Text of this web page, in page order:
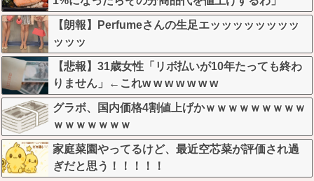
【朗報】Perfumeさんの生足エッッッッッッッッ
ッッッ
【悲報】31歳女性「リボ払いが10年たっても終わ
りません」←これw w w w w w w
グラボ、国内価格4割値上げかｗｗｗｗｗｗｗｗｗ
ｗｗｗｗｗｗｗ
家庭菜園やってるけど、最近空芯菜が評価され過
ぎだと思う！！！！！